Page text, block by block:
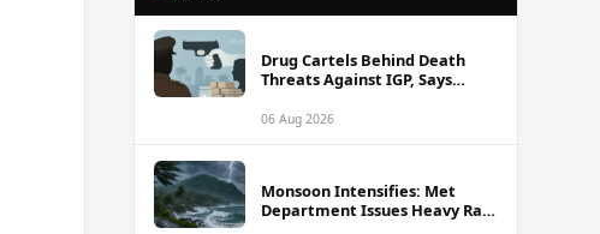
Drug Cartels Behind Death
Threats Against IGP, Says
06 Aug 2026
Monsoon Intensifies: Met
Department Issues Heavy Rain